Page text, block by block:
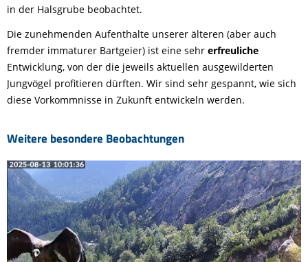
in der Halsgrube beobachtet.
Die zunehmenden Aufenthalte unserer älteren (aber auch
fremder immaturer Bartgeier) ist eine sehr erfreuliche
Entwicklung, von der die jeweils aktuellen ausgewilderten
Jungvögel profitieren dürften. Wir sind sehr gespannt, wie sich
diese Vorkommnisse in Zukunft entwickeln werden.
Weitere besondere Beobachtungen